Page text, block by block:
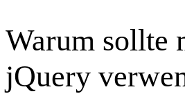
Warum sollte
jQuery